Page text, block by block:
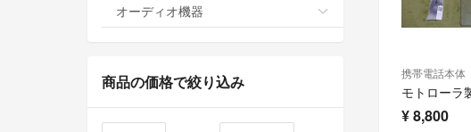
携帯電話本体
¥8,800
オーディオ機器
商品の価格で絞り込み